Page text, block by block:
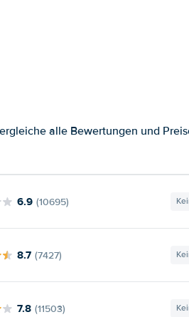
alle Bewertungen und
6.9 (10695)
8.7 (7427)
7.8 (11503)